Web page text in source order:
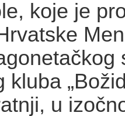
koje je
kluba
u